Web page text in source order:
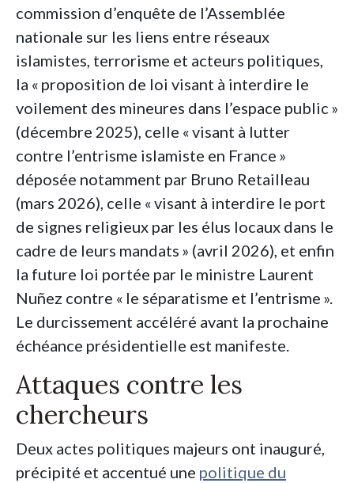
commission d’enquête de l’Assemblée
nationale sur les liens entre réseaux
islamistes, terrorisme et acteurs politiques,
la « proposition de loi visant à interdire le
voilement des mineures dans l’espace public »
(décembre 2025), celle «visant à lutter
contre l’entrisme islamiste en France »
déposée notamment par Bruno Retailleau
(mars 2026), celle «visant à interdire le port
de signes religieux par les élus locaux dans le
cadre de leurs mandats » (avril 2026), et enfin
la future loi portée par le ministre Laurent
Nuñez contre « le séparatisme et l’entrisme ».
Le durcissement accéléré avant la prochaine
échéance présidentielle est manifeste.
Attaques contre les
chercheurs
Deux actes politiques majeurs ont inauguré,
précipité et accentué une politique du